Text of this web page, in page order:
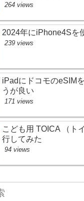
264 views
2024年にiPhone4Sを
239 views
iPadにドコモのeSIM
うが良い
171 views
こども用 TOICA （
行してみた
94 views